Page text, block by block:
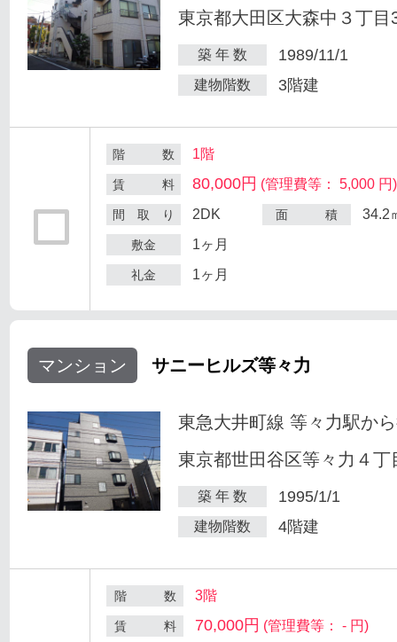
東京都大田区大森中３丁目
築 年 数 1989/11/1
建物階数 3階建
階 数 1階
賃 料 80,000円 (管理費等： 5,000 円)
間 取 り 2DK 面 積 34.2
敷金 1ヶ月
礼金 1ヶ月
マンション サニーヒルズ等々力
東急大井町線 等々力駅か
東京都世田谷区等々力４丁
築 年 数 1995/1/1
建物階数 4階建
階 数 3階
賃 料 70,000円 (管理費等： - 円)